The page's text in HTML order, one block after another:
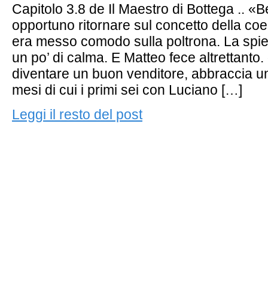
Capitolo 3.8 de Il Maestro di Bottega ..
opportuno ritornare sul concetto della
era messo comodo sulla poltrona. La
un po’ di calma. E Matteo fece
diventare un buon venditore, abbraccia
mesi di cui i primi sei con Luciano […]
Leggi il resto del post